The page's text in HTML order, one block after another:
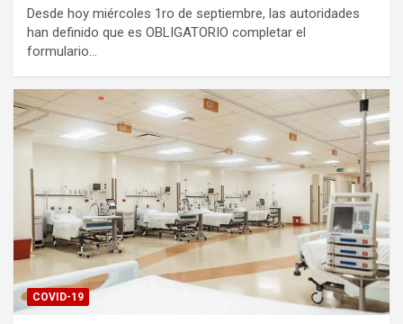
Desde hoy miércoles 1ro de septiembre, las autoridades
han definido que es OBLIGATORIO completar el
formulario…
COVID-19